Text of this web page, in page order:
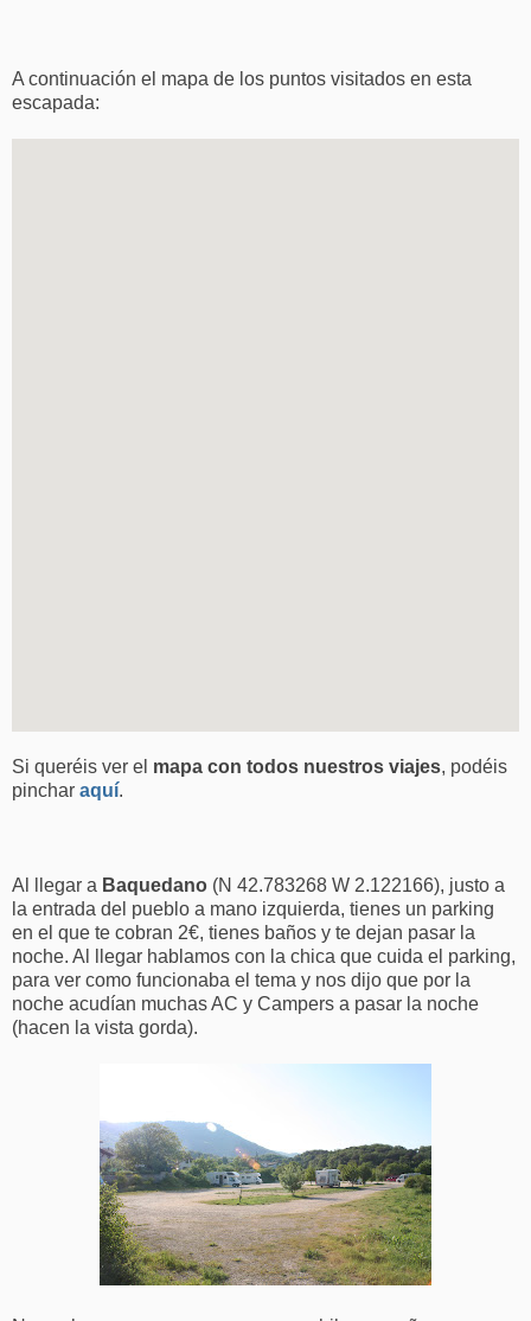
A continuación el mapa de los puntos visitados en esta
escapada:
Si queréis ver el mapa con todos nuestros viajes, podéis
pinchar aquí.
Al llegar a Baquedano (N 42.783268 W 2.122166), justo a
la entrada del pueblo a mano izquierda, tienes un parking
en el que te cobran 2€, tienes baños y te dejan pasar la
noche. Al llegar hablamos con la chica que cuida el parking,
para ver como funcionaba el tema y nos dijo que por la
noche acudían muchas AC y Campers a pasar la noche
(hacen la vista gorda).